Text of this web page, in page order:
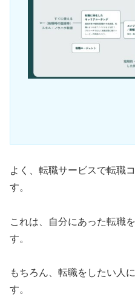
よく、転職サービスで転職
す。
これは、自分にあった転職
す。
もちろん、転職をしたい人
す。